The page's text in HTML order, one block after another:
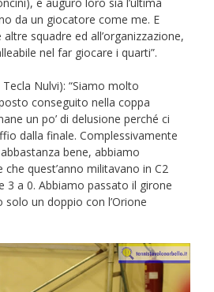
da un giocatore come me. E
squadre ed all’organizzazione,
nel far giocare i quarti”.
Tecla Nulvi): “Siamo molto
conseguito nella coppa
un po’ di delusione perché ci
dalla finale. Complessivamente
bene, abbiamo
quest’anno militavano in C2
3 a 0. Abbiamo passato il girone
un doppio con l’Orione